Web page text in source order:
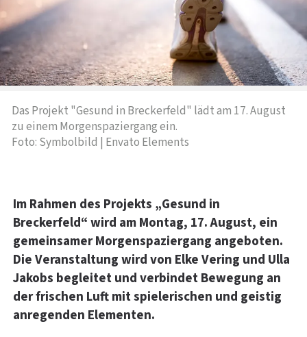
Das Projekt "Gesund in Breckerfeld" lädt am 17. August
zu einem Morgenspaziergang ein.
Foto: Symbolbild | Envato Elements
Im Rahmen des Projekts „Gesund in
Breckerfeld“ wird am Montag, 17. August, ein
gemeinsamer Morgenspaziergang angeboten.
Die Veranstaltung wird von Elke Vering und Ulla
Jakobs begleitet und verbindet Bewegung an
der frischen Luft mit spielerischen und geistig
anregenden Elementen.